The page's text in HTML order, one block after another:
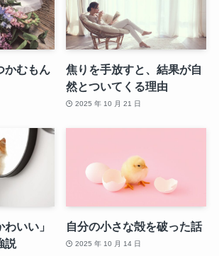
かむもん
焦りを手放すと、結果が自
然とついてくる理由
2025 年 10 月 21 日
いい」
説
自分の小さな殻を破った話
2025 年 10 月 14 日